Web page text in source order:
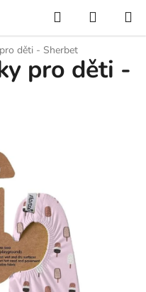
Hledat
KOŠÍK
děti - Sherbet
pro děti -